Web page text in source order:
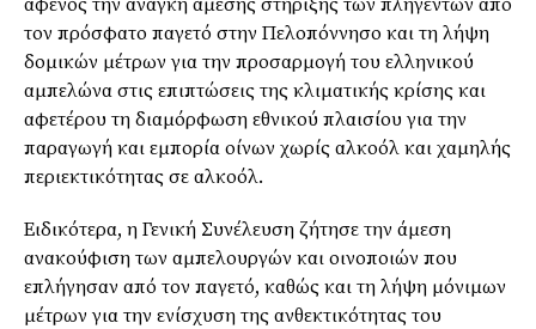
τον πρόσφατο παγετό στην Πελοπόννησο και τη λήψη
δομικών μέτρων για την προσαρμογή του ελληνικού
αμπελώνα στις επιπτώσεις της κλιματικής κρίσης και
αφετέρου τη διαμόρφωση εθνικού πλαισίου για την
παραγωγή και εμπορία οίνων χωρίς αλκοόλ και χαμηλής
περιεκτικότητας σε αλκοόλ.
Ειδικότερα, η Γενική Συνέλευση ζήτησε την άμεση
ανακούφιση των αμπελουργών και οινοποιών που
επλήγησαν από τον παγετό, καθώς και τη λήψη μόνιμων
μέτρων για την ενίσχυση της ανθεκτικότητας του